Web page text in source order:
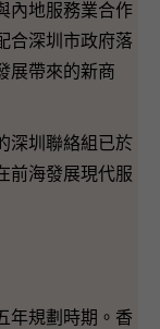
內地服務業合作
合深圳市政府落
展帶來的新商
圳聯絡組已於
前海發展現代服
規劃時期。香